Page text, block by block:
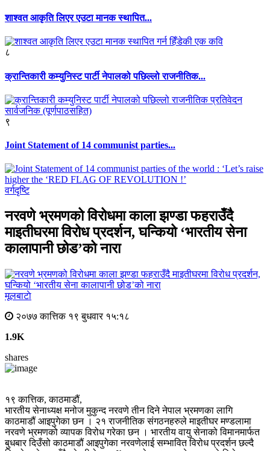
शाश्वत आकृति लिएर एउटा मानक स्थापित...
८
क्रान्तिकारी कम्युनिस्ट पार्टी नेपालको पछिल्लो राजनीतिक...
९
Joint Statement of 14 communist parties...
वर्गदृष्टि
नरवणे भ्रमणको विरोधमा काला झण्डा फहराउँदै
माइतीघरमा विरोध प्रदर्शन, घन्कियो ‘भारतीय सेना
कालापानी छोड’को नारा
मूलबाटाे
२०७७ कात्तिक १९ बुधवार १५:१८
1.9K
shares
१९ कात्तिक, काठमाडौं,
भारतीय सेनाध्यक्ष मनोज मुकुन्द नरवणे तीन दिने नेपाल भ्रमणका लागि
काठमाडौं आइपुगेका छन । २१ राजनीतिक संगठनहरुले माइतीघर मण्डलामा
नरवणे भ्रमणको व्यापक विरोध गरेका छन । भारतीय वायु सेनाको विमानमार्फत
बुधबार दिउँसो काठमाडौं आइपुगेका नरवणेलाई सम्भावित विरोध प्रदर्शन छल्दै